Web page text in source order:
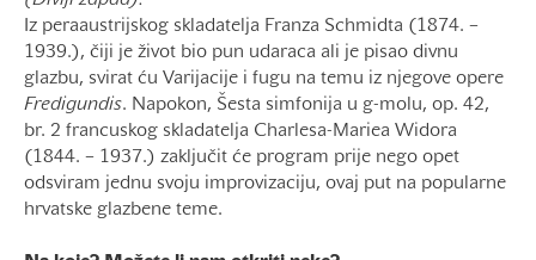
Iz peraaustrijskog skladatelja Franza Schmidta (1874. –
1939.), čiji je život bio pun udaraca ali je pisao divnu
glazbu, svirat ću Varijacije i fugu na temu iz njegove opere
Fredigundis. Napokon, Šesta simfonija u g-molu, op. 42,
br. 2 francuskog skladatelja Charlesa-Mariea Widora
(1844. – 1937.) zaključit će program prije nego opet
odsviram jednu svoju improvizaciju, ovaj put na popularne
hrvatske glazbene teme.